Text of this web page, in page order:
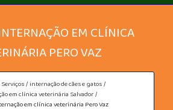
EM CLÍNICA
PERO VAZ
Serviços
internação de cães e gatos
em clínica veterinária Salvador
em clínica veterinária Pero Vaz